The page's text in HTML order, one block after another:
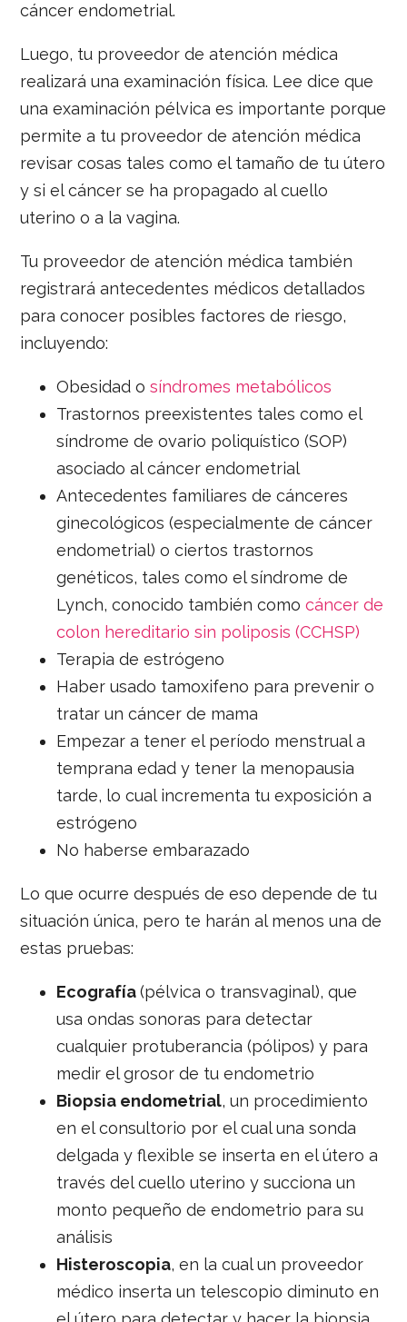
cáncer endometrial.
Luego, tu proveedor de atención médica
realizará una examinación física. Lee dice que
una examinación pélvica es importante porque
permite a tu proveedor de atención médica
revisar cosas tales como el tamaño de tu útero
y si el cáncer se ha propagado al cuello
uterino o a la vagina.
Tu proveedor de atención médica también
registrará antecedentes médicos detallados
para conocer posibles factores de riesgo,
incluyendo:
Obesidad osíndromes metabólicos
Trastornos preexistentes tales como el
síndrome de ovario poliquístico (SOP)
asociado al cáncer endometrial
Antecedentes familiares de cánceres
ginecológicos (especialmente de cáncer
endometrial) o ciertos trastornos
genéticos, tales como el síndrome de
Lynch, conocido también comocáncer de
colon hereditario sin poliposis (CCHSP)
Terapia de estrógeno
Haber usado tamoxifeno para prevenir o
tratar un cáncer de mama
Empezar a tener el período menstrual a
temprana edad y tener la menopausia
tarde, lo cual incrementa tu exposición a
estrógeno
No haberse embarazado
Lo que ocurre después de eso depende de tu
situación única, pero te harán al menos una de
estas pruebas:
Ecografía(pélvica o transvaginal), que
usa ondas sonoras para detectar
cualquier protuberancia (pólipos) y para
medir el grosor de tu endometrio
Biopsia endometrial, un procedimiento
en el consultorio por el cual una sonda
delgada y flexible se inserta en el útero a
través del cuello uterino y succiona un
monto pequeño de endometrio para su
análisis
Histeroscopia, en la cual un proveedor
médico inserta un telescopio diminuto en